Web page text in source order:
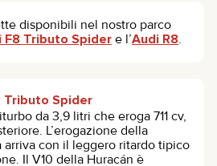
disponibili nel nostro parco
F8 Tributo Spider e l’Audi R8.
Tributo Spider
da 3,9 litri che eroga 711 cv,
L’erogazione della
arriva con il leggero ritardo tipico
Il V10 della Huracán è